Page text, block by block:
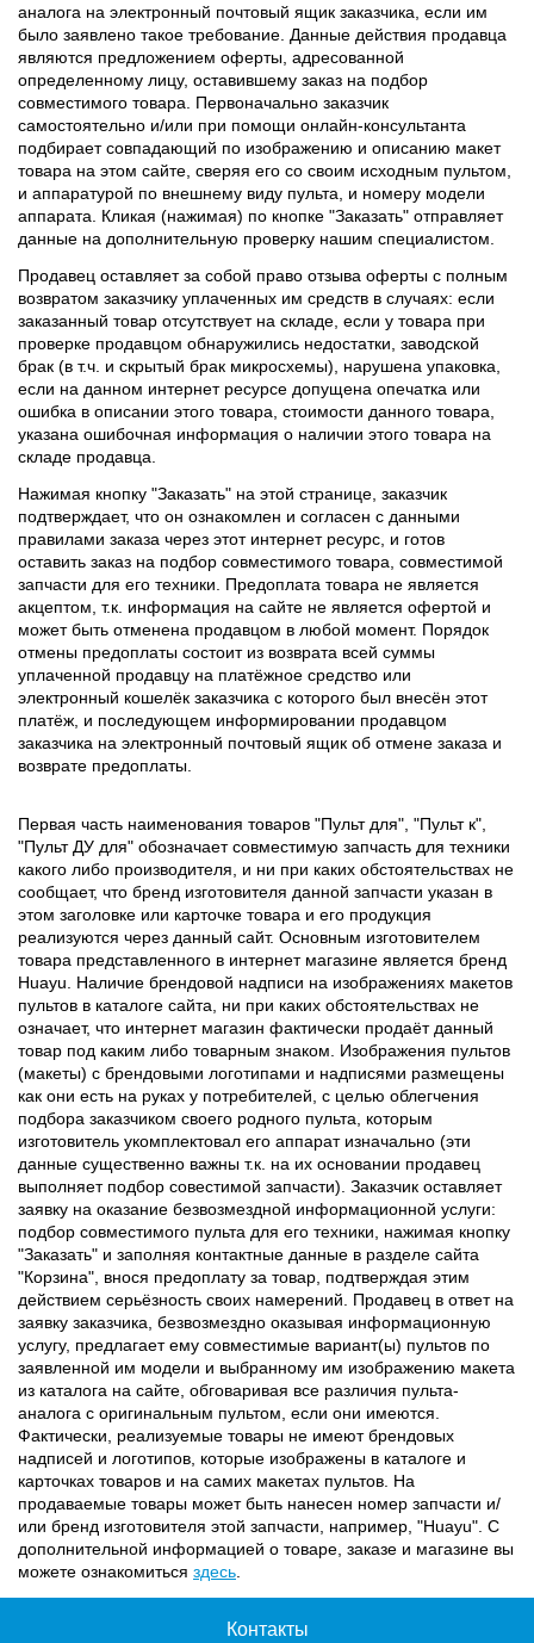
аналога на электронный почтовый ящик заказчика, если им
было заявлено такое требование. Данные действия продавца
являются предложением оферты, адресованной
определенному лицу, оставившему заказ на подбор
совместимого товара. Первоначально заказчик
самостоятельно и/или при помощи онлайн-консультанта
подбирает совпадающий по изображению и описанию макет
товара на этом сайте, сверяя его со своим исходным пультом,
и аппаратурой по внешнему виду пульта, и номеру модели
аппарата. Кликая (нажимая) по кнопке "Заказать" отправляет
данные на дополнительную проверку нашим специалистом.
Продавец оставляет за собой право отзыва оферты с полным
возвратом заказчику уплаченных им средств в случаях: если
заказанный товар отсутствует на складе, если у товара при
проверке продавцом обнаружились недостатки, заводской
брак (в т.ч. и скрытый брак микросхемы), нарушена упаковка,
если на данном интернет ресурсе допущена опечатка или
ошибка в описании этого товара, стоимости данного товара,
указана ошибочная информация о наличии этого товара на
складе продавца.
Нажимая кнопку "Заказать" на этой странице, заказчик
подтверждает, что он ознакомлен и согласен с данными
правилами заказа через этот интернет ресурс, и готов
оставить заказ на подбор совместимого товара, совместимой
запчасти для его техники. Предоплата товара не является
акцептом, т.к. информация на сайте не является офертой и
может быть отменена продавцом в любой момент. Порядок
отмены предоплаты состоит из возврата всей суммы
уплаченной продавцу на платёжное средство или
электронный кошелёк заказчика с которого был внесён этот
платёж, и последующем информировании продавцом
заказчика на электронный почтовый ящик об отмене заказа и
возврате предоплаты.
Первая часть наименования товаров "Пульт для", "Пульт к",
"Пульт ДУ для" обозначает совместимую запчасть для техники
какого либо производителя, и ни при каких обстоятельствах не
сообщает, что бренд изготовителя данной запчасти указан в
этом заголовке или карточке товара и его продукция
реализуются через данный сайт. Основным изготовителем
товара представленного в интернет магазине является бренд
Huayu. Наличие брендовой надписи на изображениях макетов
пультов в каталоге сайта, ни при каких обстоятельствах не
означает, что интернет магазин фактически продаёт данный
товар под каким либо товарным знаком. Изображения пультов
(макеты) с брендовыми логотипами и надписями размещены
как они есть на руках у потребителей, с целью облегчения
подбора заказчиком своего родного пульта, которым
изготовитель укомплектовал его аппарат изначально (эти
данные существенно важны т.к. на их основании продавец
выполняет подбор совестимой запчасти). Заказчик оставляет
заявку на оказание безвозмездной информационной услуги:
подбор совместимого пульта для его техники, нажимая кнопку
"Заказать" и заполняя контактные данные в разделе сайта
"Корзина", внося предоплату за товар, подтверждая этим
действием серьёзность своих намерений. Продавец в ответ на
заявку заказчика, безвозмездно оказывая информационную
услугу, предлагает ему совместимые вариант(ы) пультов по
заявленной им модели и выбранному им изображению макета
из каталога на сайте, обговаривая все различия пульта-
аналога с оригинальным пультом, если они имеются.
Фактически, реализуемые товары не имеют брендовых
надписей и логотипов, которые изображены в каталоге и
карточках товаров и на самих макетах пультов. На
продаваемые товары может быть нанесен номер запчасти и/
или бренд изготовителя этой запчасти, например, "Huayu". С
дополнительной информацией о товаре, заказе и магазине вы
можете ознакомиться здесь
Контакты